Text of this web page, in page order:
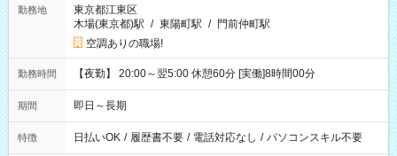
勤務地
東京都江東区
木場(東京都)駅 / 東陽町駅 / 門前仲町駅
空調ありの職場!
勤務時間 【夜勤】 20:00～翌5:00 休憩60分 [実働]8時間00分
期間 即日～長期
特徴 日払いOK / 履歴書不要 / 電話対応なし / パソコンスキル不要